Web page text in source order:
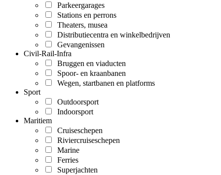
Parkeergarages
Stations en perrons
Theaters, musea
Distributiecentra en winkelbedrijven
Gevangenissen
Civil-Rail-Infra
Bruggen en viaducten
Spoor- en kraanbanen
Wegen, startbanen en platforms
Sport
Outdoorsport
Indoorsport
Maritiem
Cruiseschepen
Riviercruiseschepen
Marine
Ferries
Superjachten